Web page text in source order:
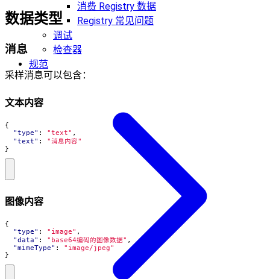
消费 Registry 数据
Registry 常见问题
调试
检查器
规范
数据类型
消息
采样消息可以包含：
文本内容
{
"type" : "text" ,
"text" :
"消息内容"
}
图像内容
{
"type" : "image" ,
"data" : "base64编码的图像数据" ,
"mimeType" :
"image/jpeg"
}